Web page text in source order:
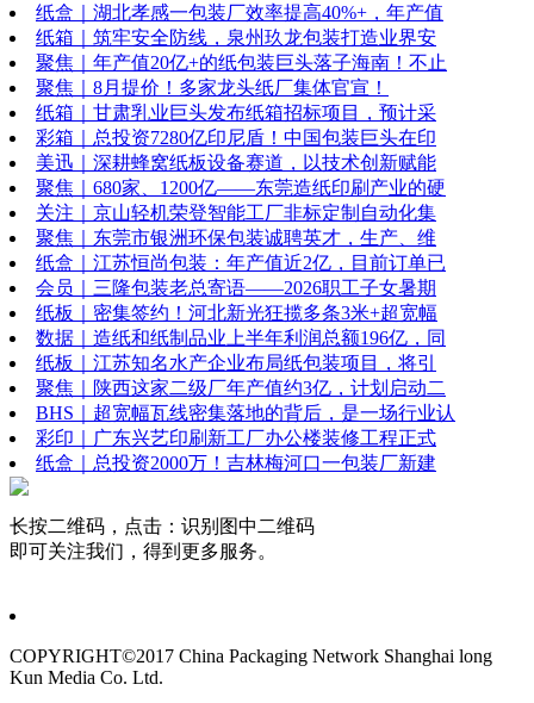
纸盒｜湖北孝感一包装厂效率提高40%+，年产值
纸箱｜筑牢安全防线，泉州玖龙包装打造业界安
聚焦｜年产值20亿+的纸包装巨头落子海南！不止
聚焦｜8月提价！多家龙头纸厂集体官宣！
纸箱｜甘肃乳业巨头发布纸箱招标项目，预计采
彩箱｜总投资7280亿印尼盾！中国包装巨头在印
美迅｜深耕蜂窝纸板设备赛道，以技术创新赋能
聚焦｜680家、1200亿——东莞造纸印刷产业的硬
关注｜京山轻机荣登智能工厂非标定制自动化集
聚焦｜东莞市银洲环保包装诚聘英才，生产、维
纸盒｜江苏恒尚包装：年产值近2亿，目前订单已
会员｜三隆包装老总寄语——2026职工子女暑期
纸板｜密集签约！河北新光狂揽多条3米+超宽幅
数据｜造纸和纸制品业上半年利润总额196亿，同
纸板｜江苏知名水产企业布局纸包装项目，将引
聚焦｜陕西这家二级厂年产值约3亿，计划启动二
BHS｜超宽幅瓦线密集落地的背后，是一场行业认
彩印｜广东兴艺印刷新工厂办公楼装修工程正式
纸盒｜总投资2000万！吉林梅河口一包装厂新建
长按二维码，点击：识别图中二维码
即可关注我们，得到更多服务。
COPYRIGHT©2017 China Packaging Network Shanghai long
Kun Media Co. Ltd.